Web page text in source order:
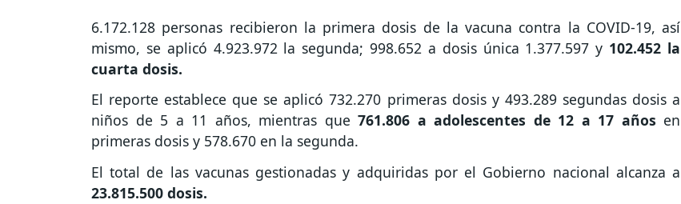
6.172.128 personas recibieron la primera dosis de la vacuna contra la COVID-19, así
mismo, se aplicó 4.923.972 la segunda; 998.652 a dosis única 1.377.597 y 102.452 la
cuarta dosis.
El reporte establece que se aplicó 732.270 primeras dosis y 493.289 segundas dosis a
niños de 5 a 11 años, mientras que 761.806 a adolescentes de 12 a 17 años en
primeras dosis y 578.670 en la segunda.
El total de las vacunas gestionadas y adquiridas por el Gobierno nacional alcanza a
23.815.500 dosis.